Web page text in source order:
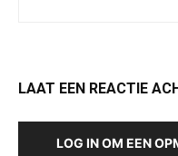
LAAT EEN REACTIE
LOG IN OM EEN